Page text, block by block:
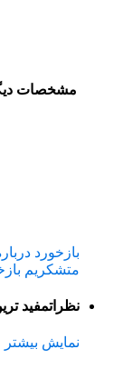
مشخصات
بازخورد
متشکریم
نظراتمفید
نمایش بیشتر